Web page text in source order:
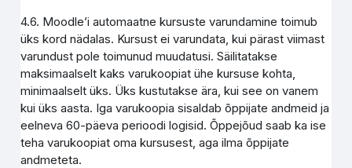
4.6. Moodle’i automaatne kursuste varundamine toimub
üks kord nädalas. Kursust ei varundata, kui pärast viimast
varundust pole toimunud muudatusi. Säilitatakse
maksimaalselt kaks varukoopiat ühe kursuse kohta,
minimaalselt üks. Üks kustutakse ära, kui see on vanem
kui üks aasta. Iga varukoopia sisaldab õppijate andmeid ja
eelneva 60-päeva perioodi logisid. Õppejõud saab ka ise
teha varukoopiat oma kursusest, aga ilma õppijate
andmeteta.